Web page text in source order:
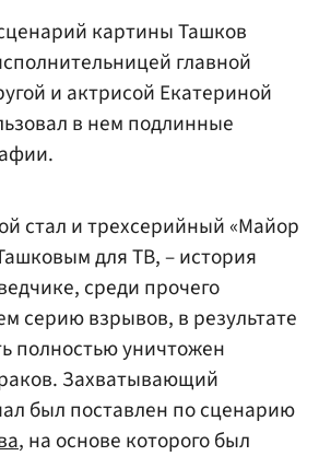
картины Ташков
главной
и актрисой Екатериной
в нем подлинные
стал и трехсерийный «Майор
для ТВ, – история
среди прочего
серию взрывов, в результате
полностью уничтожен
Захватывающий
был поставлен по сценарию
, на основе которого был